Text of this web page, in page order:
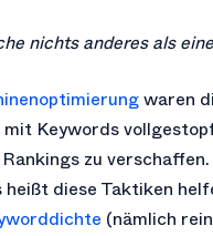
nichts anderes als
waren
mit Keywords
zu
heißt diese Taktiken
(nämlich